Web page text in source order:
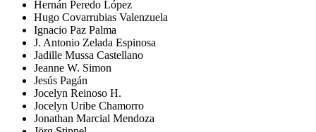
Hernán Peredo López
Hugo Covarrubias Valenzuela
Ignacio Paz Palma
J. Antonio Zelada Espinosa
Jadille Mussa Castellano
Jeanne W. Simon
Jesús Pagán
Jocelyn Reinoso H.
Jocelyn Uribe Chamorro
Jonathan Marcial Mendoza